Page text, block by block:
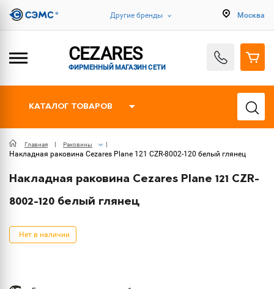
Другие бренды Москва
CEZARES
ФИРМЕННЫЙ МАГАЗИН СЕТИ
КАТАЛОГ ТОВАРОВ
Главная Раковины
Накладная раковина Cezares Plane 121 CZR-8002-120 белый глянец
Накладная раковина Cezares Plane 121 CZR-
8002-120 белый глянец
Нет в наличии